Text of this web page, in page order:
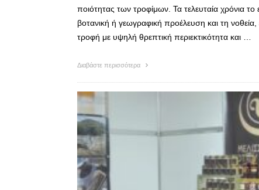
ποιότητας των τροφίμων. Τα τελευταία χρόνια
βοτανική ή γεωγραφική προέλευση και τη νοθεία,
τροφή με υψηλή θρεπτική περιεκτικότητα και …
Διαβάστε περισσότερα